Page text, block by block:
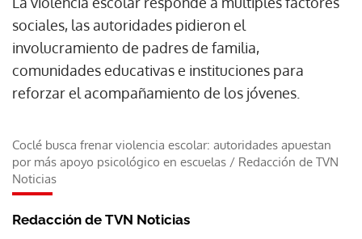
sociales, las autoridades pidieron el
involucramiento de padres de familia,
comunidades educativas e instituciones para
reforzar el acompañamiento de los jóvenes.
Coclé busca frenar violencia escolar: autoridades apuestan
por más apoyo psicológico en escuelas / Redacción de TVN
Noticias
Redacción de TVN Noticias